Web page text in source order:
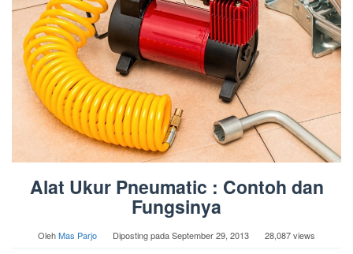
Alat Ukur Pneumatic : Contoh dan
Fungsinya
OlehMas Parjo Diposting padaSeptember 29, 2013 28,087 views